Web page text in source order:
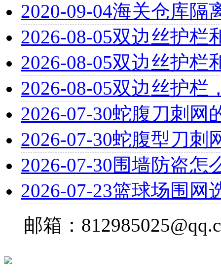
2020-09-04海关仓库隔
2026-08-05双边丝护栏
2026-08-05双边丝护栏
2026-08-05双边丝护栏
2026-07-30蛇腹刀刺网
2026-07-30蛇腹型刀刺
2026-07-30围墙防盗怎
2026-07-23篮球场围网
邮箱：